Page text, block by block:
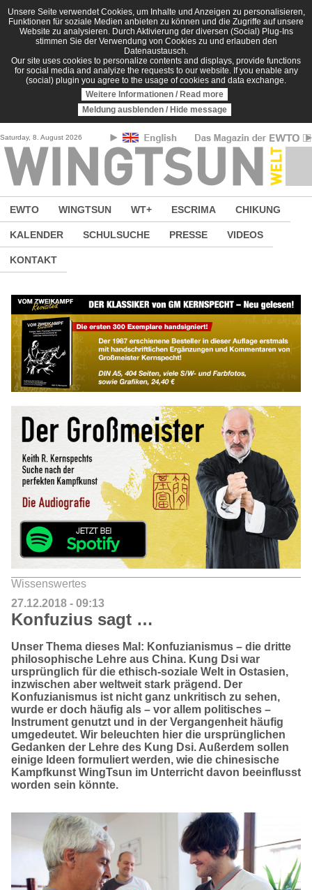
Direkt zum Inhalt
Unsere Seite verwendet Cookies, um Inhalte und Anzeigen zu personalisieren,
Funktionen für soziale Medien anbieten zu können und die Zugriffe auf unsere
Website zu analysieren. Durch Aktivierung der diversen (Social) Plug-Ins
stimmen Sie der Verwendung von Cookies zu und erlauben den
Datenaustausch.
Our site uses cookies to personalize contents and displays, provide functions
for social media and analyize the requests to our website. If you enable any
(social) plugin you agree to the usage of cookies and data exchange.
Weitere Informationen / Read more
Meldung ausblenden / Hide message
Saturday, 8. August 2026
EWTO WINGTSUN WT+ ESCRIMA CHIKUNG
KALENDER SCHULSUCHE PRESSE VIDEOS
KONTAKT
Wissenswertes
27.12.2018 - 09:13
Konfuzius sagt …
Unser Thema dieses Mal: Konfuzianismus – die dritte
philosophische Lehre aus China. Kung Dsi war
ursprünglich für die ethisch-soziale Welt in Ostasien,
inzwischen aber weltweit stark prägend. Der
Konfuzianismus ist nicht ganz unkritisch zu sehen,
wurde er doch häufig als – vor allem politisches –
Instrument genutzt und in der Vergangenheit häufig
umgedeutet. Wir beleuchten hier die ursprünglichen
Gedanken der Lehre des Kung Dsi. Außerdem sollen
einige Ideen formuliert werden, wie die chinesische
Kampfkunst WingTsun im Unterricht davon beeinflusst
worden sein könnte.